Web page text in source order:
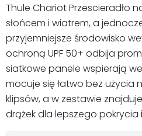
Thule Chariot Przescieradło
słońcem i wiatrem, a
przyjemniejsze środowisko
ochroną UPF 50+ odbija
siatkowe panele wspierają
mocuje się łatwo bez użycia
klipsów, a w zestawie
drążek dla lepszego pokrycia